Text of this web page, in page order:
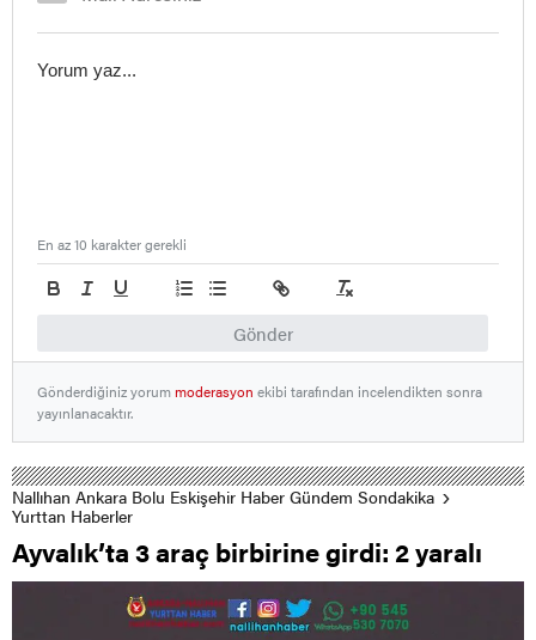
Gönder
En az 10 karakter gerekli
Gönderdiğiniz yorummoderasyon ekibi tarafından incelendikten sonra
yayınlanacaktır.
Nallıhan Ankara Bolu Eskişehir Haber Gündem Sondakika
Yurttan Haberler
Ayvalık’ta 3 araç birbirine girdi: 2 yaralı